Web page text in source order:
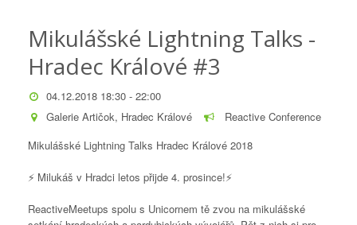
Mikulášské Lightning Talks -
Hradec Králové #3
04.12.2018 18:30 - 22:00
Galerie Artičok, Hradec Králové
Reactive Conference
Mikulášské Lightning Talks Hradec Králové 2018
⚡️ Milukáš v Hradci letos přijde 4. prosince!⚡️
ReactiveMeetups spolu s Unicornem tě zvou na mikulášské